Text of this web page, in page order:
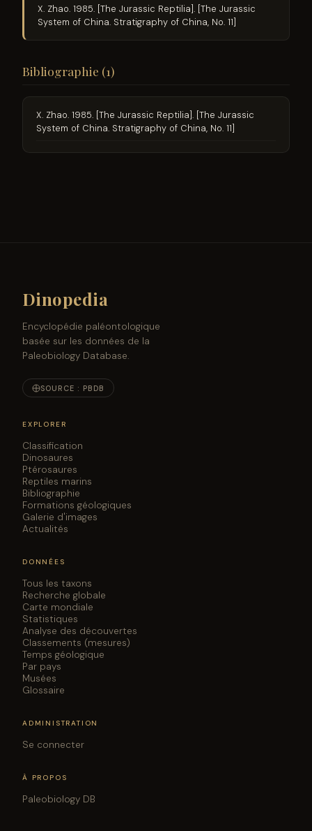
X. Zhao. 1985. [The Jurassic Reptilia]. [The Jurassic
System of China. Stratigraphy of China, No. 11]
Bibliographie (1)
X. Zhao. 1985. [The Jurassic Reptilia]. [The Jurassic
System of China. Stratigraphy of China, No. 11]
Dinopedia
Encyclopédie paléontologique
basée sur les données de la
Paleobiology Database.
SOURCE : PBDB
EXPLORER
Classification
Dinosaures
Ptérosaures
Reptiles marins
Bibliographie
Formations géologiques
Galerie d'images
Actualités
DONNÉES
Tous les taxons
Recherche globale
Carte mondiale
Statistiques
Analyse des découvertes
Classements (mesures)
Temps géologique
Par pays
Musées
Glossaire
ADMINISTRATION
Se connecter
À PROPOS
Paleobiology DB